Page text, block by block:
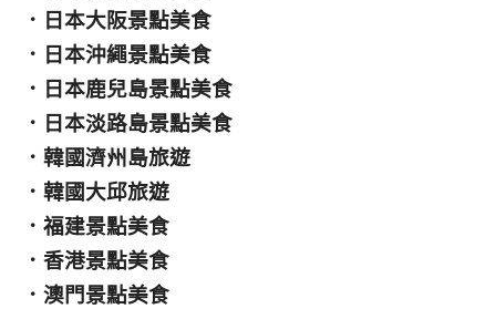
． 日本大阪景點美食
． 日本沖繩景點美食
． 日本鹿兒島景點美食
． 日本淡路島景點美食
． 韓國濟州島旅遊
． 韓國大邱旅遊
． 福建景點美食
． 香港景點美食
． 澳門景點美食